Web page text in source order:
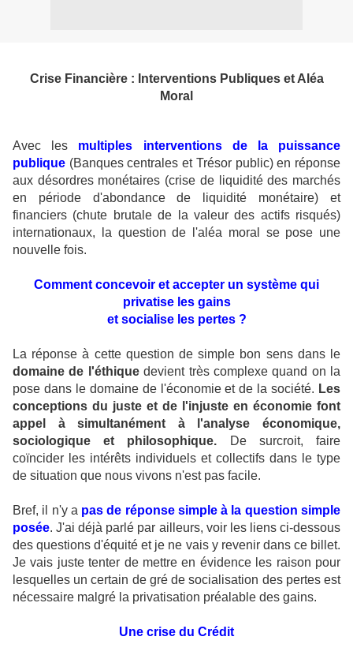
Crise Financière : Interventions Publiques et Aléa
Moral
Avec les multiples interventions de la puissance
publique (Banques centrales et Trésor public) en réponse
aux désordres monétaires (crise de liquidité des marchés
en période d'abondance de liquidité monétaire) et
financiers (chute brutale de la valeur des actifs risqués)
internationaux, la question de l'aléa moral se pose une
nouvelle fois.
Comment concevoir et accepter un système qui
privatise les gains
et socialise les pertes ?
La réponse à cette question de simple bon sens dans le
domaine de l'éthiquedevient très complexe quand on la
pose dans le domaine de l'économie et de la société. Les
conceptions du juste et de l'injuste en économie font
appel à simultanément à l'analyse économique,
sociologique et philosophique. De surcroit, faire
coïncider les intérêts individuels et collectifs dans le type
de situation que nous vivons n'est pas facile.
Bref, il n'y a pas de réponse simple à la question simple
posée. J'ai déjà parlé par ailleurs, voir les liens ci-dessous
des questions d'équité et je ne vais y revenir dans ce billet.
Je vais juste tenter de mettre en évidence les raison pour
lesquelles un certain de gré de socialisation des pertes est
nécessaire malgré la privatisation préalable des gains.
Une crise du Crédit